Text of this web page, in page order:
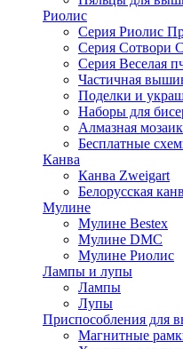
Риолис
Серия Риолис
Серия Сотвори
Серия Веселая
Частичная
Поделки и
Наборы для
Алмазная
Бесплатные
Канва
Канва Zweigart
Белорусская
Мулине
Мулине Bestex
Мулине DMC
Мулине Риолис
Лампы и лупы
Лампы
Лупы
Приспособления для
Магнитные